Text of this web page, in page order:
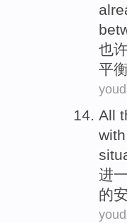
也
平
All
with
进
的